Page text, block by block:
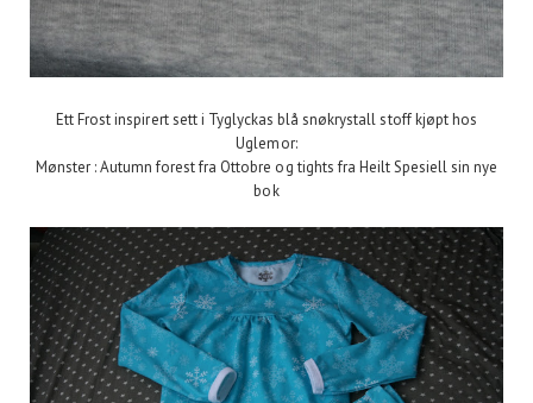
Ett Frost inspirert sett i Tyglyckas blå snøkrystall stoff kjøpt hos
Uglemor:
Mønster : Autumn forest fra Ottobre og tights fra Heilt Spesiell sin nye
bok